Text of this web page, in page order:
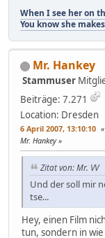
When I see her on
You know she
Mr. Hankey
Stammuser
Beiträge: 7.271
Location: Dresden
6 April 2007, 13:10:10
Mr. Hankey
Zitat von: Mr. VV
Und der soll mir
tse...
Hey, einen Film
tun, sondern in